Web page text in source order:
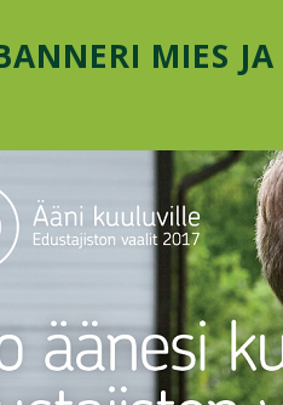
MIES